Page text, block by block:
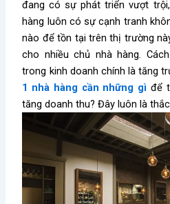
đang có sự phát triển vượt
hàng luôn có sự cạnh tranh
nào để tồn tại trên thị trường
cho nhiều chủ nhà hàng.
trong kinh doanh chính là tăng
1 nhà hàng cần những gì để
tăng doanh thu? Đây luôn là